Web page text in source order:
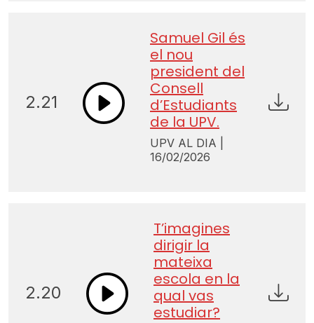
2.21
Samuel Gil és
el nou
president del
Consell
d’Estudiants
de la UPV.
UPV AL DIA |
16/02/2026
2.20
T’imagines
dirigir la
mateixa
escola en la
qual vas
estudiar?